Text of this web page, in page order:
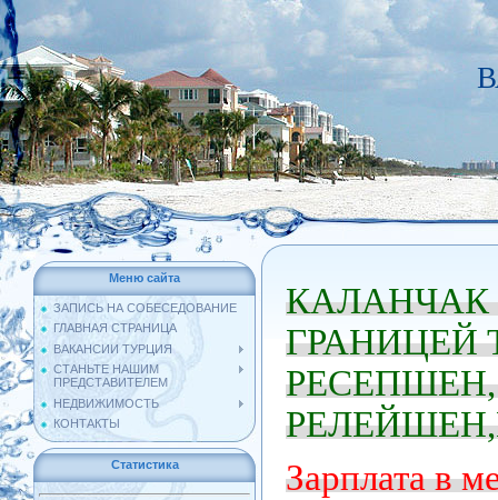
Меню сайта
ЗАПИСЬ НА СОБЕСЕДОВАНИЕ
ГЛАВНАЯ СТРАНИЦА
ВАКАНСИИ ТУРЦИЯ
СТАНЬТЕ НАШИМ
ПРЕДСТАВИТЕЛЕМ
НЕДВИЖИМОСТЬ
КОНТАКТЫ
Статистика
КАЛАНЧАК
ГРАНИЦЕЙ
РЕСЕПШЕН,
Зарплата в